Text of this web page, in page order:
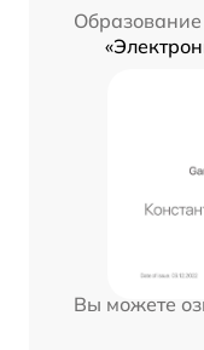
Образование
Вы можете